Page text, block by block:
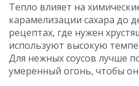
Тепло влияет на
карамелизации сахара до
рецептах, где нужен
используют высокую
Для нежных соусов лучше
умеренный огонь, чтобы